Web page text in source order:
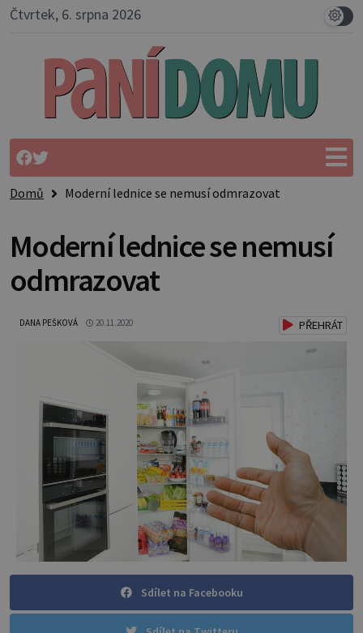
Čtvrtek, 6. srpna 2026
Domů Moderní lednice se nemusí odmrazovat
Moderní lednice se nemusí
odmrazovat
DANA PEŠKOVÁ 20.11.2020 PŘEHRÁT
Sdílet na Facebooku